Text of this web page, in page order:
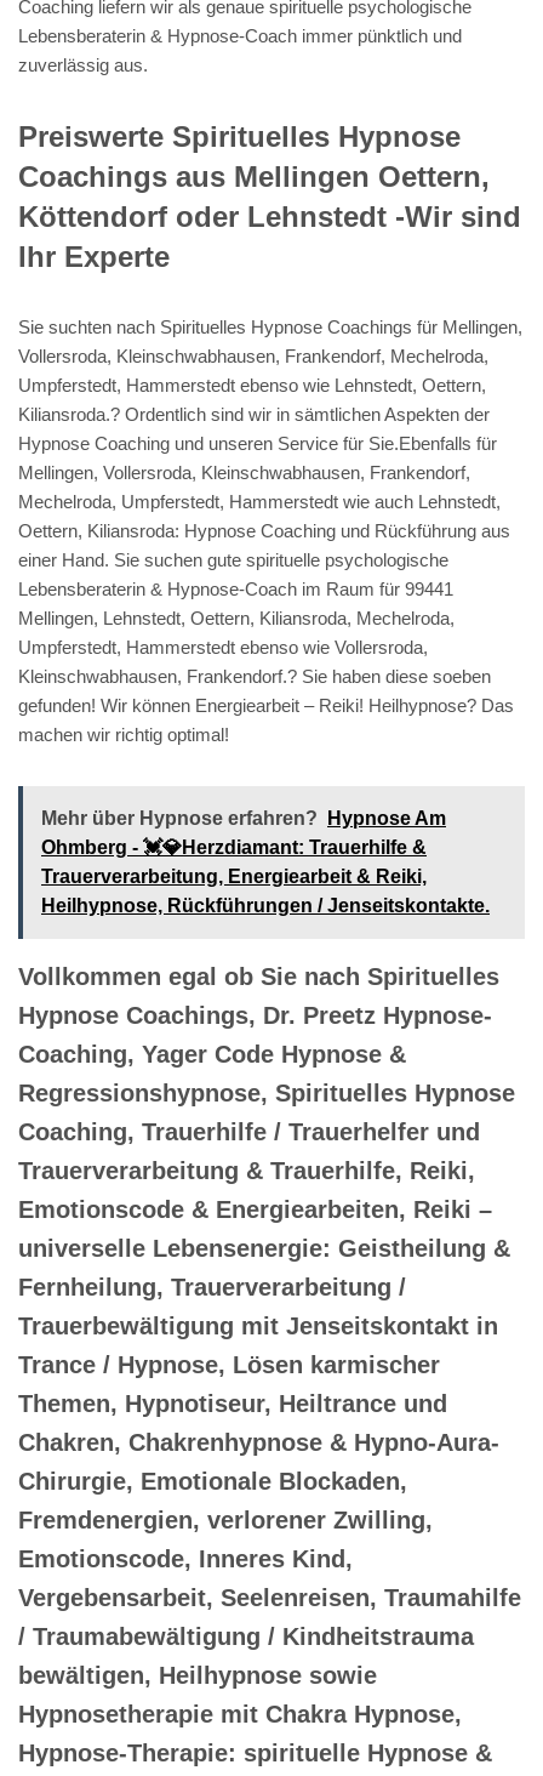
Coaching liefern wir als genaue spirituelle psychologische
Lebensberaterin & Hypnose-Coach immer pünktlich und
zuverlässig aus.
Preiswerte Spirituelles Hypnose
Coachings aus Mellingen Oettern,
Köttendorf oder Lehnstedt -Wir sind
Ihr Experte
Sie suchten nach Spirituelles Hypnose Coachings für Mellingen,
Vollersroda, Kleinschwabhausen, Frankendorf, Mechelroda,
Umpferstedt, Hammerstedt ebenso wie Lehnstedt, Oettern,
Kiliansroda.? Ordentlich sind wir in sämtlichen Aspekten der
Hypnose Coaching und unseren Service für Sie.Ebenfalls für
Mellingen, Vollersroda, Kleinschwabhausen, Frankendorf,
Mechelroda, Umpferstedt, Hammerstedt wie auch Lehnstedt,
Oettern, Kiliansroda: Hypnose Coaching und Rückführung aus
einer Hand. Sie suchen gute spirituelle psychologische
Lebensberaterin & Hypnose-Coach im Raum für 99441
Mellingen, Lehnstedt, Oettern, Kiliansroda, Mechelroda,
Umpferstedt, Hammerstedt ebenso wie Vollersroda,
Kleinschwabhausen, Frankendorf.? Sie haben diese soeben
gefunden! Wir können Energiearbeit – Reiki! Heilhypnose? Das
machen wir richtig optimal!
Mehr über Hypnose erfahren?
Hypnose Am
Ohmberg - 💓️💎Herzdiamant: Trauerhilfe &
Trauerverarbeitung, Energiearbeit & Reiki,
Heilhypnose, Rückführungen / Jenseitskontakte.
Vollkommen egal ob Sie nach Spirituelles
Hypnose Coachings, Dr. Preetz Hypnose-
Coaching, Yager Code Hypnose &
Regressionshypnose, Spirituelles Hypnose
Coaching, Trauerhilfe / Trauerhelfer und
Trauerverarbeitung & Trauerhilfe, Reiki,
Emotionscode & Energiearbeiten, Reiki –
universelle Lebensenergie: Geistheilung &
Fernheilung, Trauerverarbeitung /
Trauerbewältigung mit Jenseitskontakt in
Trance / Hypnose, Lösen karmischer
Themen, Hypnotiseur, Heiltrance und
Chakren, Chakrenhypnose & Hypno-Aura-
Chirurgie, Emotionale Blockaden,
Fremdenergien, verlorener Zwilling,
Emotionscode, Inneres Kind,
Vergebensarbeit, Seelenreisen, Traumahilfe
/ Traumabewältigung / Kindheitstrauma
bewältigen, Heilhypnose sowie
Hypnosetherapie mit Chakra Hypnose,
Hypnose-Therapie: spirituelle Hypnose &